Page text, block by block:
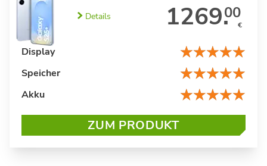
Display
Speicher
Akku
Details 1269.00
€
ZUM PRODUKT